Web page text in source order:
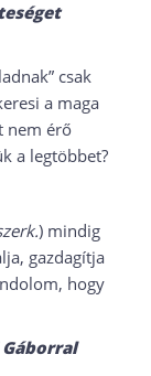
csak
a maga
nem érő
a legtöbbet?
) mindig
gazdagítja
hogy